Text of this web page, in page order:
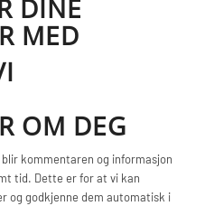
DINE
MED
OM DEG
kommentaren og informasjon
tid. Dette er for at vi kan
og godkjenne dem automatisk i